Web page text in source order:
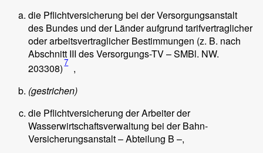
die Pflichtversicherung bei der Versorgungsanstalt
des Bundes und der Länder aufgrund tarifvertraglicher
oder arbeitsvertraglicher Bestimmungen (z. B. nach
Abschnitt III des Versorgungs-TV – SMBl. NW.
203308)7 ,
(gestrichen)
die Pflichtversicherung der Arbeiter der
Wasserwirtschaftsverwaltung bei der Bahn-
Versicherungsanstalt – Abteilung B –,